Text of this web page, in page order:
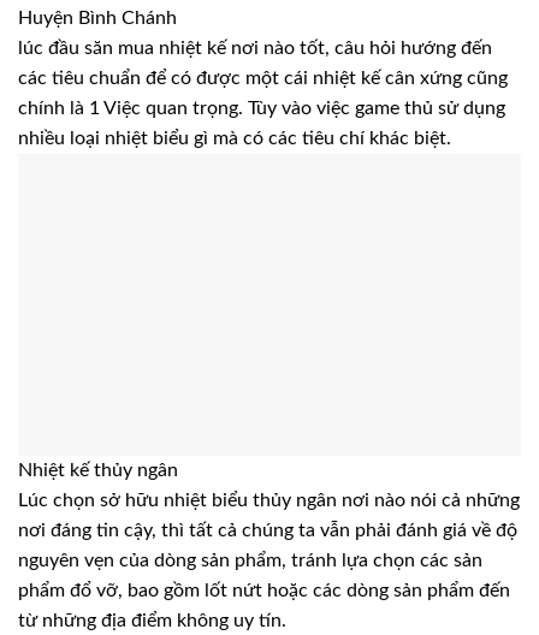
Huyện Bình Chánh
lúc đầu săn mua nhiệt kế nơi nào tốt, câu hỏi hướng đến
các tiêu chuẩn để có được một cái nhiệt kế cân xứng cũng
chính là 1 Việc quan trọng. Tùy vào việc game thủ sử dụng
nhiều loại nhiệt biểu gì mà có các tiêu chí khác biệt.
Nhiệt kế thủy ngân
Lúc chọn sở hữu nhiệt biểu thủy ngân nơi nào nói cả những
nơi đáng tin cậy, thì tất cả chúng ta vẫn phải đánh giá về độ
nguyên vẹn của dòng sản phẩm, tránh lựa chọn các sản
phẩm đổ vỡ, bao gồm lốt nứt hoặc các dòng sản phẩm đến
từ những địa điểm không uy tín.